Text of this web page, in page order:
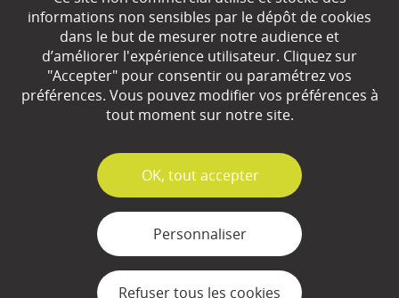
EN SAVOIR
Qui sommes-nous ?
Partenaires
Plan du site
Mentions légales
informations non sensibles par le dépôt de cookies
dans le but de mesurer notre audience et
d’améliorer l'expérience utilisateur. Cliquez sur
"Accepter" pour consentir ou paramétrez vos
préférences. Vous pouvez modifier vos préférences à
tout moment sur notre site.
✓
OK, tout accepter
Personnaliser
Refuser tous les cookies